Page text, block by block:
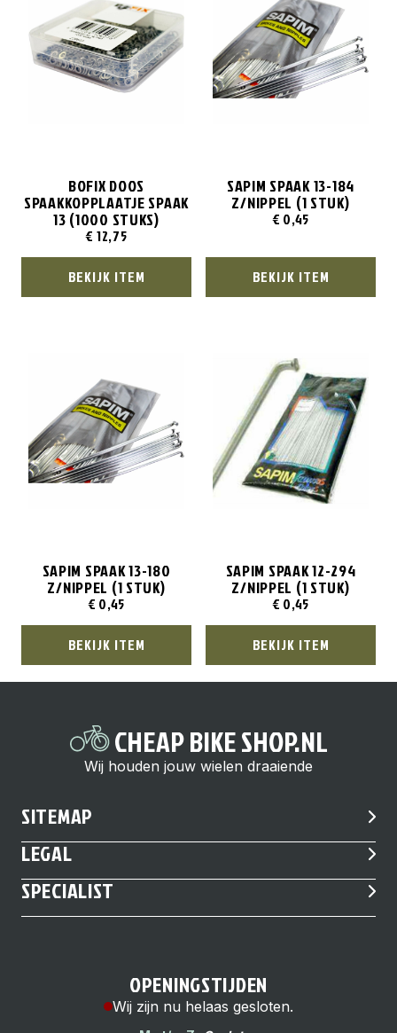
BOFIX DOOS
SPAAKKOPPLAATJE SPAAK
13 (1000 STUKS)
€ 12,75
BEKIJK ITEM
SAPIM SPAAK 13-184
Z/NIPPEL (1 STUK)
€ 0,45
BEKIJK ITEM
SAPIM SPAAK 13-180
Z/NIPPEL (1 STUK)
€ 0,45
BEKIJK ITEM
SAPIM SPAAK 12-294
Z/NIPPEL (1 STUK)
€ 0,45
BEKIJK ITEM
CHEAP BIKE SHOP.NL
Wij houden jouw wielen draaiende
SITEMAP
LEGAL
SPECIALIST
OPENINGSTIJDEN
Wij zijn nu helaas gesloten.